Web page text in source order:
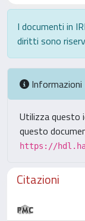
I documenti in
diritti sono
Informazioni
Utilizza questo
questo
https://
Citazioni